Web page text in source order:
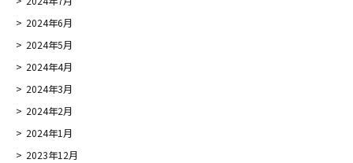
2024年6月
2024年5月
2024年4月
2024年3月
2024年2月
2024年1月
2023年12月